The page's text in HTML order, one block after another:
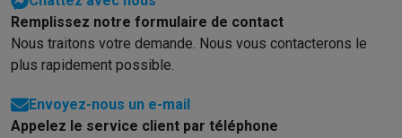
Remplissez notre formulaire de contact
Nous traitons votre demande. Nous vous contacterons le
plus rapidement possible.
Envoyez-nous un e-mail
Appelez le service client par téléphone